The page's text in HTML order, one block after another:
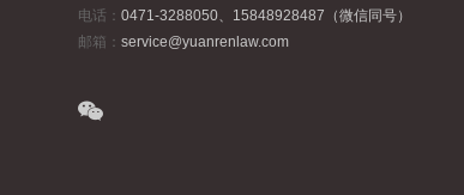
电话： 0471-3288050、15848928487（微信同号）
邮箱： service@yuanrenlaw.com